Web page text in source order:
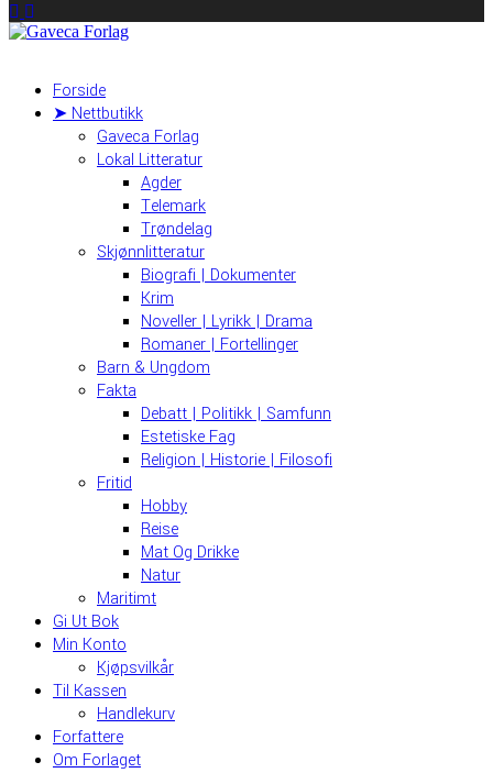
Forside
➤ Nettbutikk
Gaveca Forlag
Lokal Litteratur
Agder
Telemark
Trøndelag
Skjønnlitteratur
Biografi | Dokumenter
Krim
Noveller | Lyrikk | Drama
Romaner | Fortellinger
Barn & Ungdom
Fakta
Debatt | Politikk | Samfunn
Estetiske Fag
Religion | Historie | Filosofi
Fritid
Hobby
Reise
Mat Og Drikke
Natur
Maritimt
Gi Ut Bok
Min Konto
Kjøpsvilkår
Til Kassen
Handlekurv
Forfattere
Om Forlaget